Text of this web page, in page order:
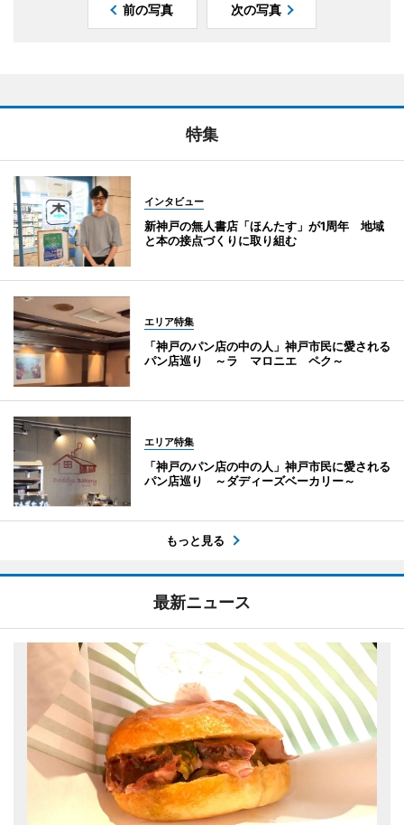
前の写真 次の写真
特集
インタビュー
新神戸の無人書店「ほんたす」が1周年 地域
と本の接点づくりに取り組む
エリア特集
「神戸のパン店の中の人」神戸市民に愛される
パン店巡り ～ラ マロニエ ペク～
エリア特集
「神戸のパン店の中の人」神戸市民に愛される
パン店巡り ～ダディーズベーカリー～
もっと見る
最新ニュース